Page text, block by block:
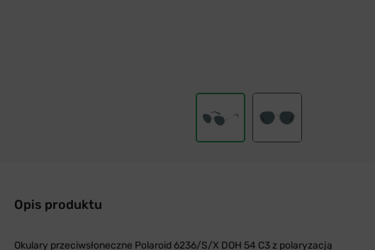
Opis produktu
Okulary przeciwsłoneczne Polaroid 6236/S/X DOH 54 C3 z polaryzacją